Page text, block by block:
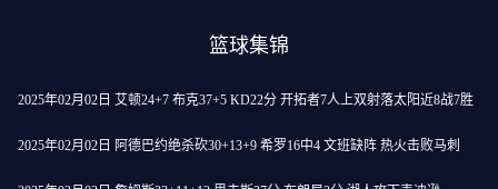
篮球集锦
2025年02月02日 艾顿24+7 布克37+5 KD22分 开拓者7人上双射落太阳近8战7胜
2025年02月02日 阿德巴约绝杀砍30+13+9 希罗16中4 文班缺阵 热火击败马刺